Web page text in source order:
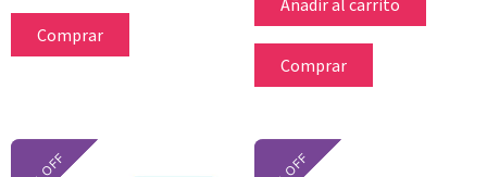
Comprar
Añadir al carrito
Comprar
El
El